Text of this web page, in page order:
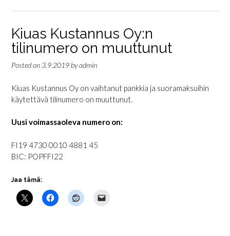
Kiuas Kustannus Oy:n
tilinumero on muuttunut
Posted on 3.9.2019 byadmin
Kiuas Kustannus Oy on vaihtanut pankkia ja suoramaksuihin
käytettävä tilinumero on muuttunut.
Uusi voimassaoleva numero on:
FI19 4730 0010 4881 45
BIC: POPFFI22
Jaa tämä: